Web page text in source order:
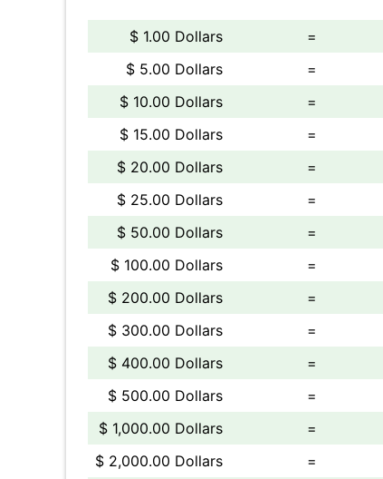
$ 1.00 Dollars =
$ 5.00 Dollars
=
$ 10.00 Dollars
=
$ 15.00 Dollars
=
$ 20.00 Dollars
=
$ 25.00 Dollars
=
$ 50.00 Dollars
=
$ 100.00 Dollars
=
$ 200.00 Dollars
=
$ 300.00 Dollars
=
$ 400.00 Dollars
=
$ 500.00 Dollars
=
$ 1,000.00 Dollars
=
$ 2,000.00 Dollars
=